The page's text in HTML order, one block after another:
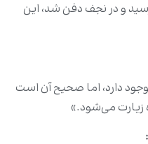
رسید و در نجف دفن شد، این
دارد، اما صحیح آن است
زیارت می‌شود.»
: